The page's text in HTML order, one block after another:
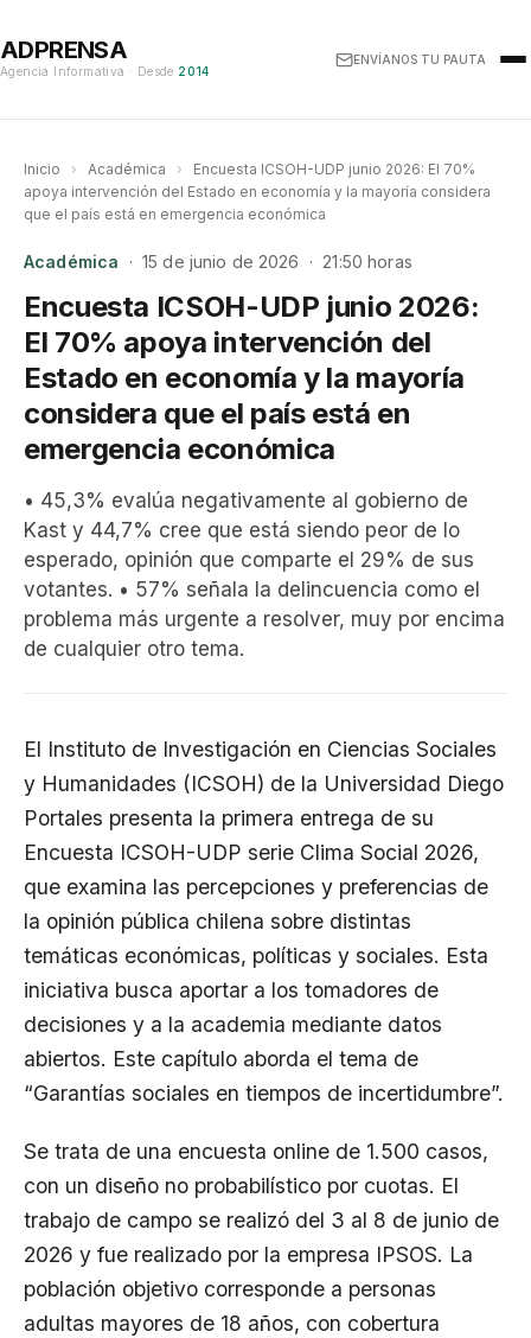
ADPRENSA
Agencia Informativa · Desde 2014
ENVÍANOS TU PAUTA
Inicio › Académica ›
Encuesta ICSOH-UDP junio 2026: El 70%
apoya intervención del Estado en economía y la mayoría considera
que el país está en emergencia económica
Académica · 15 de junio de 2026 · 21:50 horas
Encuesta ICSOH-UDP junio 2026:
El 70% apoya intervención del
Estado en economía y la mayoría
considera que el país está en
emergencia económica
• 45,3% evalúa negativamente al gobierno de
Kast y 44,7% cree que está siendo peor de lo
esperado, opinión que comparte el 29% de sus
votantes. • 57% señala la delincuencia como el
problema más urgente a resolver, muy por encima
de cualquier otro tema.
El Instituto de Investigación en Ciencias Sociales
y Humanidades (ICSOH) de la Universidad Diego
Portales presenta la primera entrega de su
Encuesta ICSOH-UDP serie Clima Social 2026,
que examina las percepciones y preferencias de
la opinión pública chilena sobre distintas
temáticas económicas, políticas y sociales. Esta
iniciativa busca aportar a los tomadores de
decisiones y a la academia mediante datos
abiertos. Este capítulo aborda el tema de
“Garantías sociales en tiempos de incertidumbre”.
Se trata de una encuesta online de 1.500 casos,
con un diseño no probabilístico por cuotas. El
trabajo de campo se realizó del 3 al 8 de junio de
2026 y fue realizado por la empresa IPSOS. La
población objetivo corresponde a personas
adultas mayores de 18 años, con cobertura